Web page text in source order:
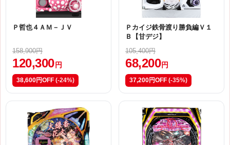
Ｐ哲也４ＡＭ－ＪＶ
158,900円
120,300 円
38,600円OFF (-24%)
Ｐカイジ鉄骨渡り勝負編Ｖ１
Ｂ【甘デジ】
105,400円
68,200 円
37,200円OFF (-35%)